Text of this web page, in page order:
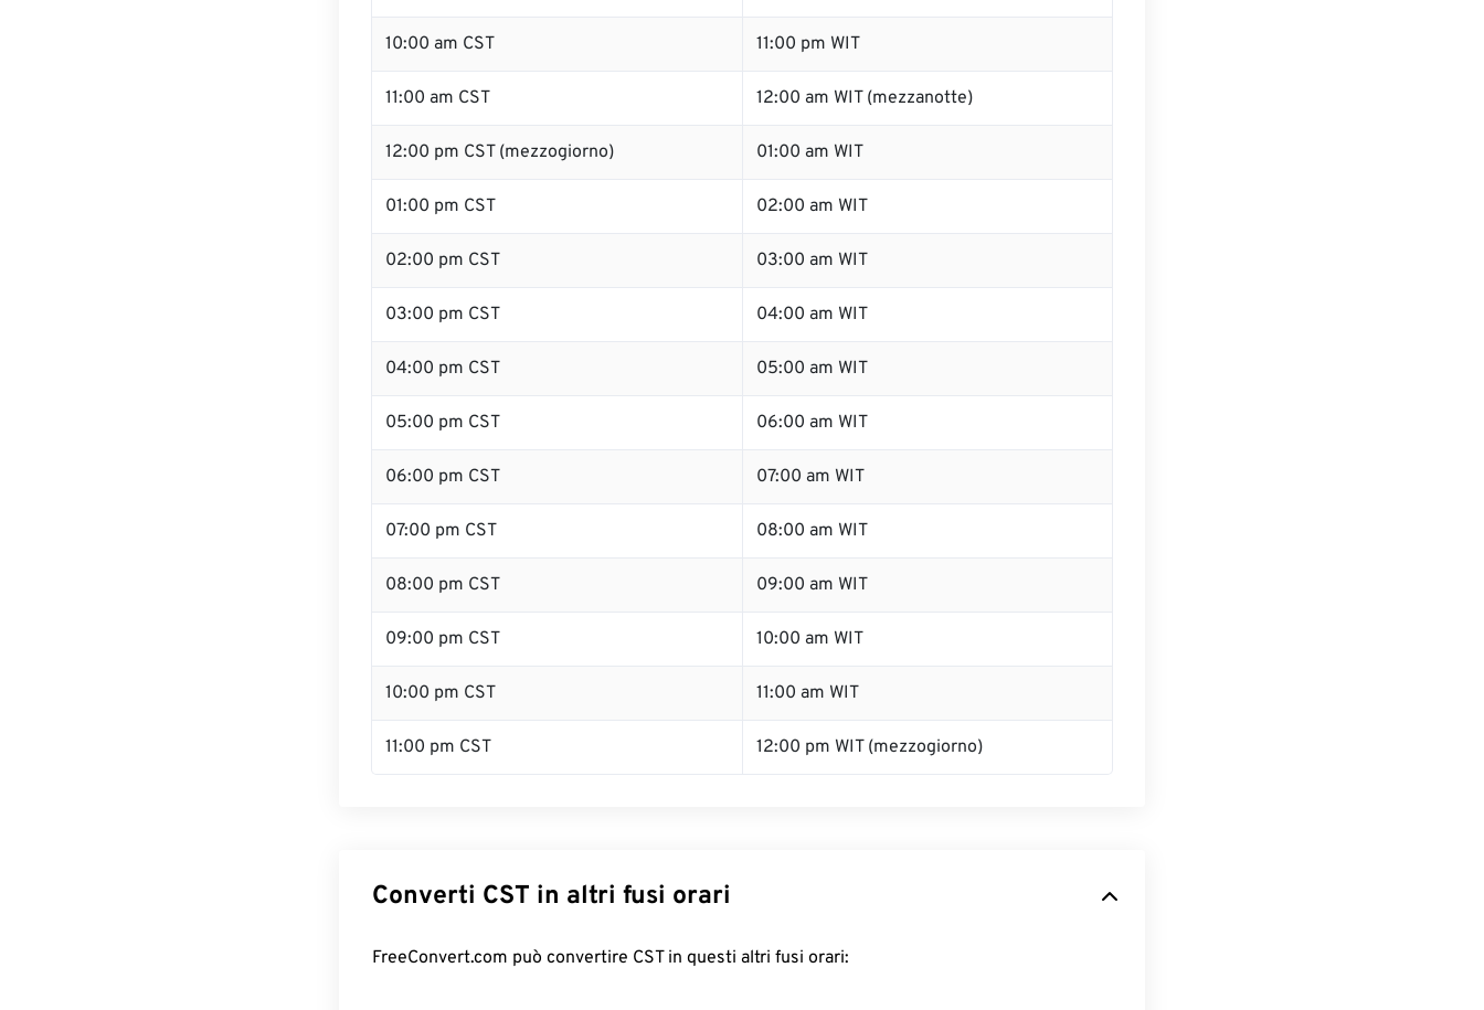
10:00 am CST 11:00 pm WIT
11:00 am CST 12:00 am WIT (mezzanotte)
12:00 pm CST (mezzogiorno) 01:00 am WIT
01:00 pm CST 02:00 am WIT
02:00 pm CST 03:00 am WIT
03:00 pm CST 04:00 am WIT
04:00 pm CST 05:00 am WIT
05:00 pm CST 06:00 am WIT
06:00 pm CST 07:00 am WIT
07:00 pm CST 08:00 am WIT
08:00 pm CST 09:00 am WIT
09:00 pm CST 10:00 am WIT
10:00 pm CST 11:00 am WIT
11:00 pm CST 12:00 pm WIT (mezzogiorno)
Converti CST in altri fusi orari
FreeConvert.com può convertire CST in questi altri fusi orari: